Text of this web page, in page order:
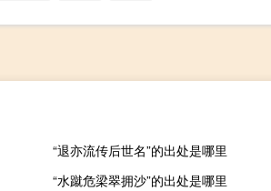
“退亦流传后世名”的出处是哪里
“水蹴危梁翠拥沙”的出处是哪里